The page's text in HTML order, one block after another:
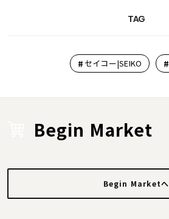
TAG
# セイコー|SEIKO #
Begin Market
Begin Marketへ